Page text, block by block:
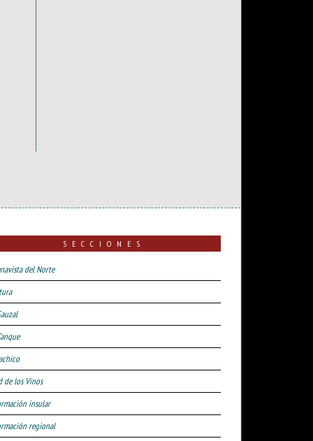
SECCIONES
del Norte
de los Vinos
insular
regional